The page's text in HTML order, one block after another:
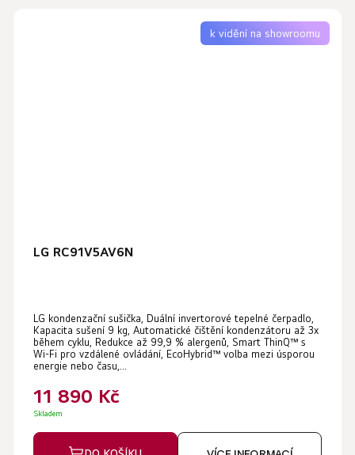
k vidění na showroomu
LG RC91V5AV6N
LG kondenzační sušička, Duální invertorové tepelné čerpadlo,
Kapacita sušení 9 kg, Automatické čištění kondenzátoru až 3x
během cyklu, Redukce až 99,9 % alergenů, Smart ThinQ™ s
Wi-Fi pro vzdálené ovládání, EcoHybrid™ volba mezi úsporou
energie nebo času,...
11 890 Kč
Skladem